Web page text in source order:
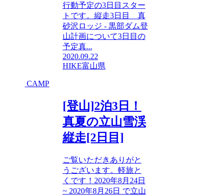
行動予定の3日目スター
トです。縦走3日目 真
砂沢ロッジ - 黒部ダム登
山計画について3日目の
予定真...
2020.09.22
HIKE富山県
CAMP
[登山]2泊3日！
真夏の立山雪渓
縦走[2日目]
ご覧いただきありがと
うございます。軽旅と
くです！2020年8月24日
~ 2020年8月26日 で立山